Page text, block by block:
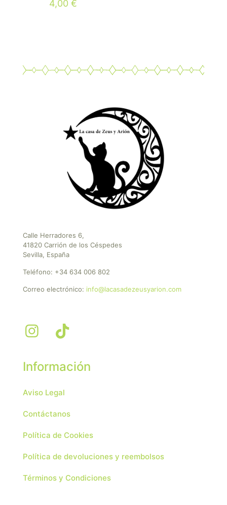
4,00€
Calle Herradores 6,
41820 Carrión de los Céspedes
Sevilla, España
Teléfono: +34 634 006 802
Correo electrónico: info@lacasadezeusyarion.com
Información
Aviso Legal
Contáctanos
Política de Cookies
Política de devoluciones y reembolsos
Términos y Condiciones